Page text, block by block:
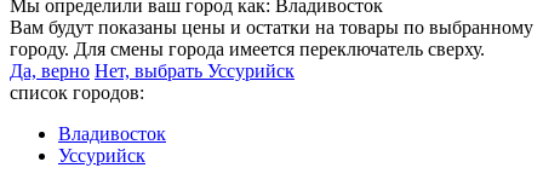
Мы определили ваш город как: Владивосток
Вам будут показаны цены и остатки на товары по выбранному
городу. Для смены города имеется переключатель сверху.
Да, верно Нет, выбрать Уссурийск
список городов:
Владивосток
Уссурийск